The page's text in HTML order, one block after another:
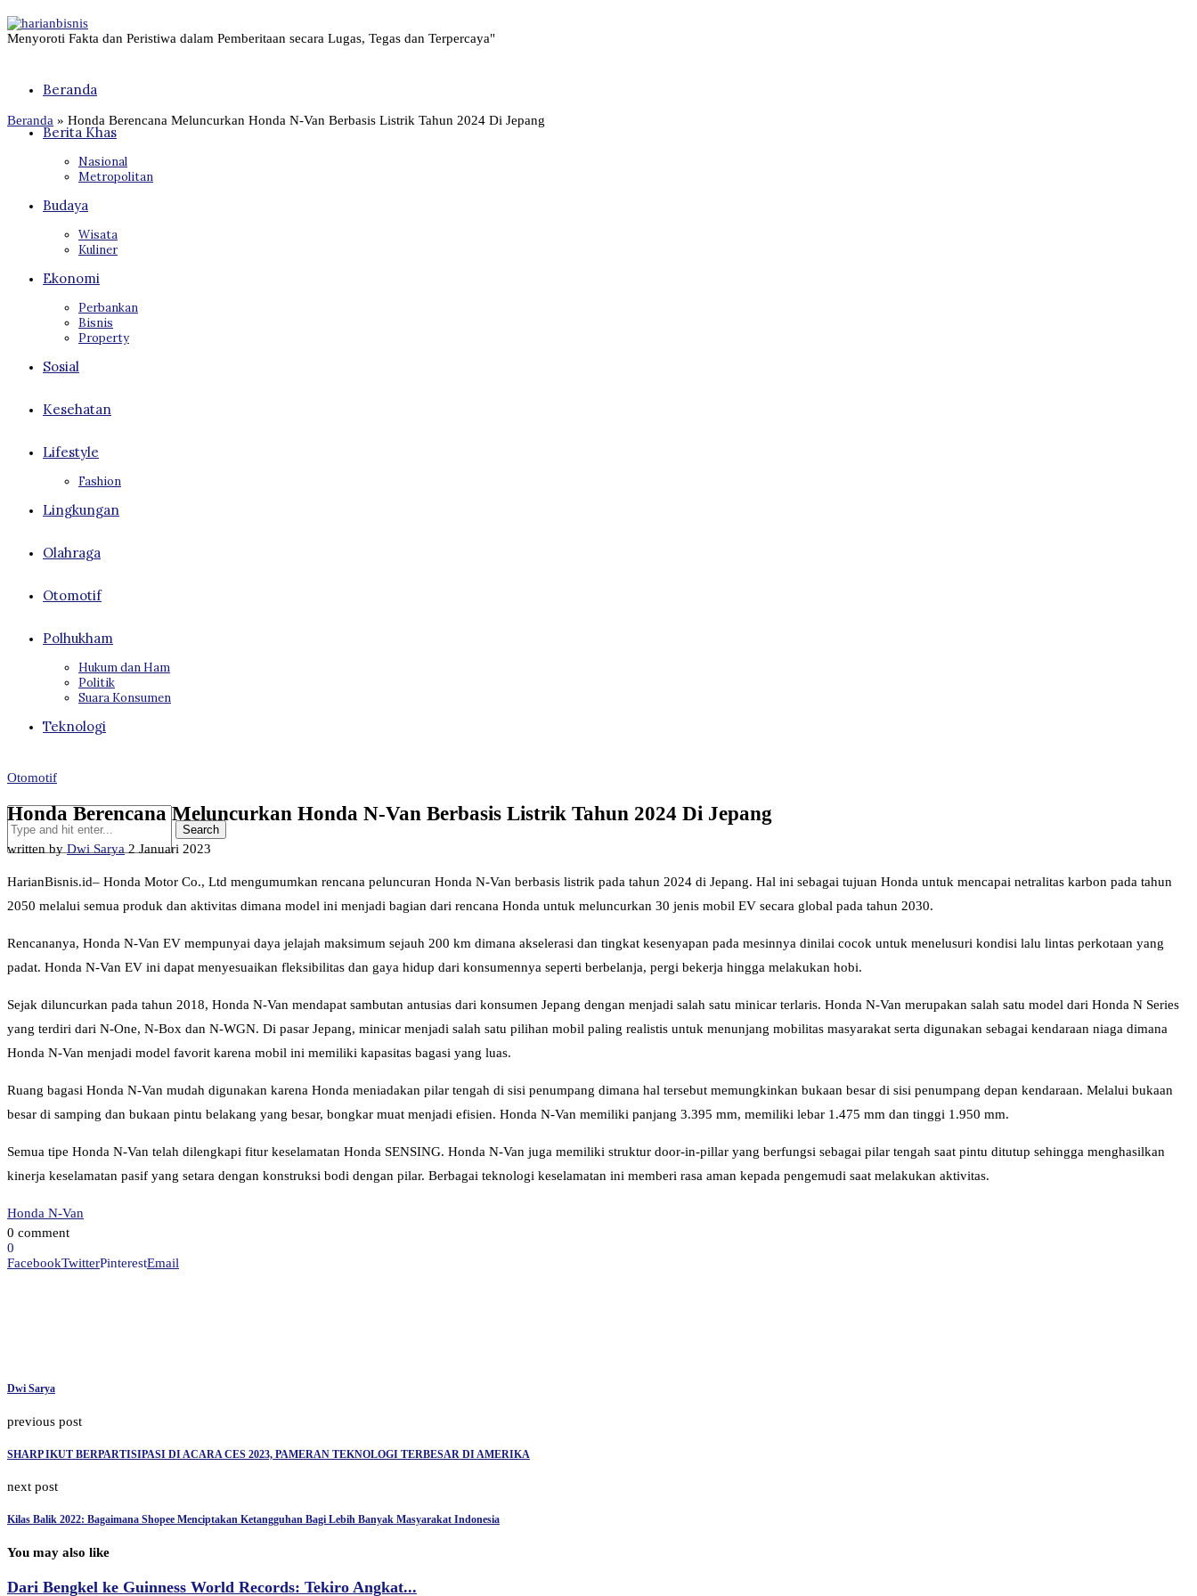
Menyoroti Fakta dan Peristiwa dalam Pemberitaan secara Lugas, Tegas dan Terpercaya"
Beranda
Berita Khas
Nasional
Metropolitan
Budaya
Wisata
Kuliner
Ekonomi
Perbankan
Bisnis
Property
Sosial
Kesehatan
Lifestyle
Fashion
Lingkungan
Olahraga
Otomotif
Polhukham
Hukum dan Ham
Politik
Suara Konsumen
Teknologi
Beranda » Honda Berencana Meluncurkan Honda N-Van Berbasis Listrik Tahun 2024 Di Jepang
Otomotif
Honda Berencana Meluncurkan Honda N-Van Berbasis Listrik Tahun 2024 Di Jepang
written byDwi Sarya 2 Januari 2023
HarianBisnis.id– Honda Motor Co., Ltd mengumumkan rencana peluncuran Honda N-Van berbasis listrik pada tahun 2024 di Jepang. Hal ini sebagai tujuan Honda untuk mencapai netralitas karbon pada tahun
2050 melalui semua produk dan aktivitas dimana model ini menjadi bagian dari rencana Honda untuk meluncurkan 30 jenis mobil EV secara global pada tahun 2030.
Rencananya, Honda N-Van EV mempunyai daya jelajah maksimum sejauh 200 km dimana akselerasi dan tingkat kesenyapan pada mesinnya dinilai cocok untuk menelusuri kondisi lalu lintas perkotaan yang
padat. Honda N-Van EV ini dapat menyesuaikan fleksibilitas dan gaya hidup dari konsumennya seperti berbelanja, pergi bekerja hingga melakukan hobi.
Sejak diluncurkan pada tahun 2018, Honda N-Van mendapat sambutan antusias dari konsumen Jepang dengan menjadi salah satu minicar terlaris. Honda N-Van merupakan salah satu model dari Honda N Series
yang terdiri dari N-One, N-Box dan N-WGN. Di pasar Jepang, minicar menjadi salah satu pilihan mobil paling realistis untuk menunjang mobilitas masyarakat serta digunakan sebagai kendaraan niaga dimana
Honda N-Van menjadi model favorit karena mobil ini memiliki kapasitas bagasi yang luas.
Ruang bagasi Honda N-Van mudah digunakan karena Honda meniadakan pilar tengah di sisi penumpang dimana hal tersebut memungkinkan bukaan besar di sisi penumpang depan kendaraan. Melalui bukaan
besar di samping dan bukaan pintu belakang yang besar, bongkar muat menjadi efisien. Honda N-Van memiliki panjang 3.395 mm, memiliki lebar 1.475 mm dan tinggi 1.950 mm.
Semua tipe Honda N-Van telah dilengkapi fitur keselamatan Honda SENSING. Honda N-Van juga memiliki struktur door-in-pillar yang berfungsi sebagai pilar tengah saat pintu ditutup sehingga menghasilkan
kinerja keselamatan pasif yang setara dengan konstruksi bodi dengan pilar. Berbagai teknologi keselamatan ini memberi rasa aman kepada pengemudi saat melakukan aktivitas.
Honda N-Van
0 comment
0
FacebookTwitterPinterestEmail
Dwi Sarya
previous post
SHARP IKUT BERPARTISIPASI DI ACARA CES 2023, PAMERAN TEKNOLOGI TERBESAR DI AMERIKA
next post
Kilas Balik 2022: Bagaimana Shopee Menciptakan Ketangguhan Bagi Lebih Banyak Masyarakat Indonesia
You may also like
Dari Bengkel ke Guinness World Records: Tekiro Angkat...